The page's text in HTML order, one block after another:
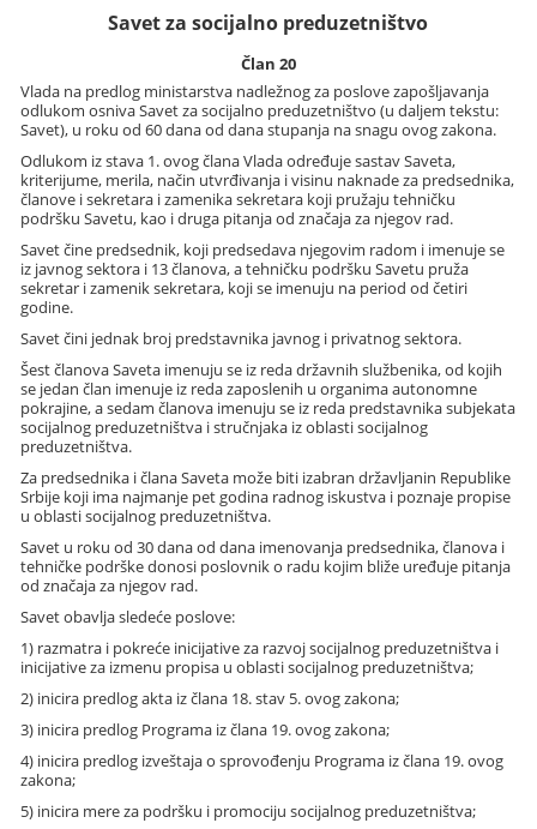
Savet za socijalno preduzetništvo
Član 20
Vlada na predlog ministarstva nadležnog za poslove zapošljavanja
odlukom osniva Savet za socijalno preduzetništvo (u daljem tekstu:
Savet), u roku od 60 dana od dana stupanja na snagu ovog zakona.
Odlukom iz stava 1. ovog člana Vlada određuje sastav Saveta,
kriterijume, merila, način utvrđivanja i visinu naknade za predsednika,
članove i sekretara i zamenika sekretara koji pružaju tehničku
podršku Savetu, kao i druga pitanja od značaja za njegov rad.
Savet čine predsednik, koji predsedava njegovim radom i imenuje se
iz javnog sektora i 13 članova, a tehničku podršku Savetu pruža
sekretar i zamenik sekretara, koji se imenuju na period od četiri
godine.
Savet čini jednak broj predstavnika javnog i privatnog sektora.
Šest članova Saveta imenuju se iz reda državnih službenika, od kojih
se jedan član imenuje iz reda zaposlenih u organima autonomne
pokrajine, a sedam članova imenuju se iz reda predstavnika subjekata
socijalnog preduzetništva i stručnjaka iz oblasti socijalnog
preduzetništva.
Za predsednika i člana Saveta može biti izabran državljanin Republike
Srbije koji ima najmanje pet godina radnog iskustva i poznaje propise
u oblasti socijalnog preduzetništva.
Savet u roku od 30 dana od dana imenovanja predsednika, članova i
tehničke podrške donosi poslovnik o radu kojim bliže uređuje pitanja
od značaja za njegov rad.
Savet obavlja sledeće poslove:
1) razmatra i pokreće inicijative za razvoj socijalnog preduzetništva i
inicijative za izmenu propisa u oblasti socijalnog preduzetništva;
2) inicira predlog akta iz člana 18. stav 5. ovog zakona;
3) inicira predlog Programa iz člana 19. ovog zakona;
4) inicira predlog izveštaja o sprovođenju Programa iz člana 19. ovog
zakona;
5) inicira mere za podršku i promociju socijalnog preduzetništva;